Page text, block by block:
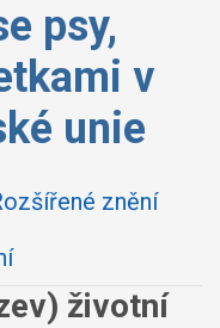
psy,
v
unie
znění
životní